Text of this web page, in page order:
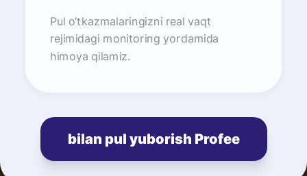
Pul o‘tkazmalaringizni real vaqt
rejimidagi monitoring yordamida
himoya qilamiz.
bilan pul yuborish Profee